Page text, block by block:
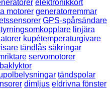
elektronikkort
motorer generatorremmar
GPS-spårsändare
linjära
kupétemperaturgivare
tändlås säkringar
servomotorer
baklyktor
tändspolar
dimljus eldrivna fönster